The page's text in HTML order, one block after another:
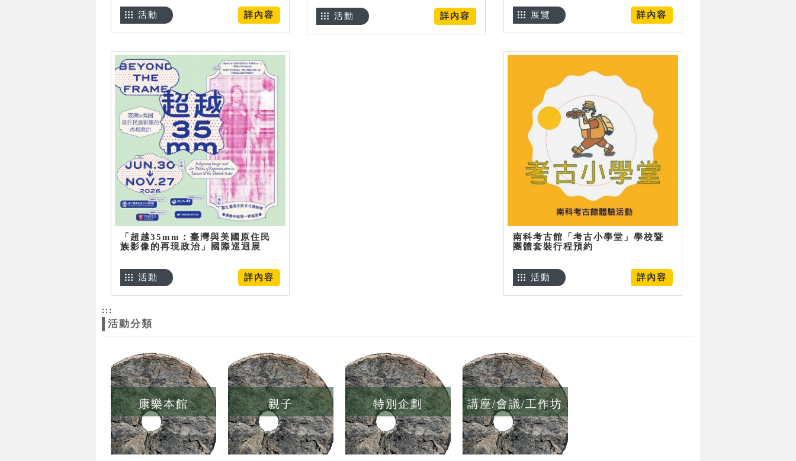
詳內容
活動 詳內容
活動 詳內容
展覽
「超越35mm：臺灣與美國原住民
族影像的再現政治」國際巡迴展
詳內容
活動
南科考古館「考古小學堂」學校暨
團體套裝行程預約
詳內容
活動
:::
活動分類
康樂本館 親子 特別企劃 講座/會議/工作坊